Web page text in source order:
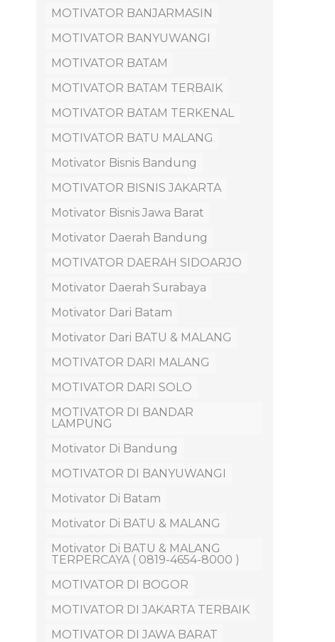
MOTIVATOR BANJARMASIN
MOTIVATOR BANYUWANGI
MOTIVATOR BATAM
MOTIVATOR BATAM TERBAIK
MOTIVATOR BATAM TERKENAL
MOTIVATOR BATU MALANG
Motivator Bisnis Bandung
MOTIVATOR BISNIS JAKARTA
Motivator Bisnis Jawa Barat
Motivator Daerah Bandung
MOTIVATOR DAERAH SIDOARJO
Motivator Daerah Surabaya
Motivator Dari Batam
Motivator Dari BATU & MALANG
MOTIVATOR DARI MALANG
MOTIVATOR DARI SOLO
MOTIVATOR DI BANDAR
LAMPUNG
Motivator Di Bandung
MOTIVATOR DI BANYUWANGI
Motivator Di Batam
Motivator Di BATU & MALANG
Motivator Di BATU & MALANG
TERPERCAYA ( 0819-4654-8000 )
MOTIVATOR DI BOGOR
MOTIVATOR DI JAKARTA TERBAIK
MOTIVATOR DI JAWA BARAT